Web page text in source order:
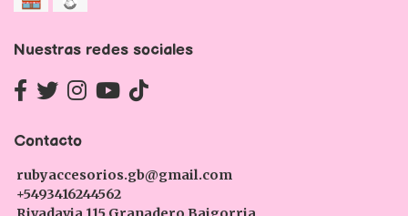
Nuestras redes sociales
Contacto
rubyaccesorios.gb@gmail.com
+5493416244562